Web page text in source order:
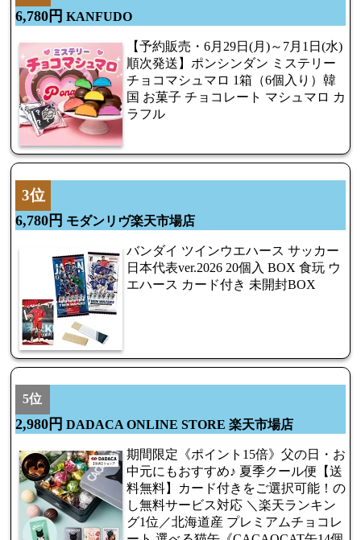
6,780円 KANFUDO
【予約販売・6月29日(月)～7月1日(水)
順次発送】ポンシンダン ミステリー
チョコマシュマロ 1箱（6個入り）韓
国 お菓子 チョコレート マシュマロ カ
ラフル
3位
6,780円 モダンリヴ楽天市場店
バンダイ ツインウエハース サッカー
日本代表ver.2026 20個入 BOX 食玩 ウ
エハース カード付き 未開封BOX
5位
2,980円 DADACA ONLINE STORE 楽天市場店
期間限定《ポイント15倍》父の日・お
中元にもおすすめ♪ 夏季クール便【送
料無料】カード付きをご選択可能！の
し無料サービス対応 ＼楽天ランキン
グ1位／北海道産 プレミアムチョコレ